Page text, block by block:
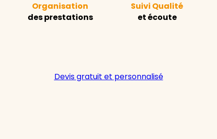
Organisation
des prestations
Suivi Qualité
et écoute
Devis gratuit et personnalisé